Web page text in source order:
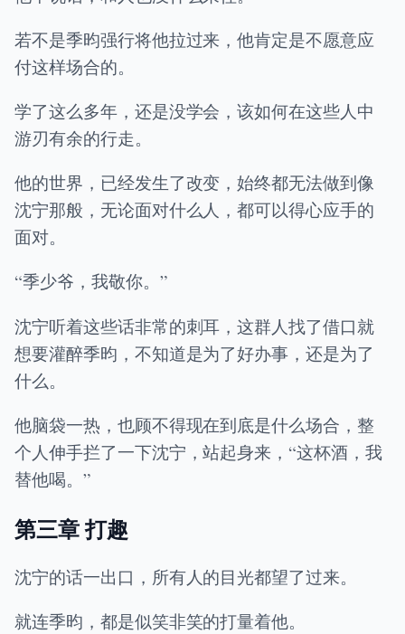
若不是季昀强行将他拉过来，他肯定是不愿意应
付这样场合的。
学了这么多年，还是没学会，该如何在这些人中
游刃有余的行走。
他的世界，已经发生了改变，始终都无法做到像
沈宁那般，无论面对什么人，都可以得心应手的
面对。
“季少爷，我敬你。”
沈宁听着这些话非常的刺耳，这群人找了借口就
想要灌醉季昀，不知道是为了好办事，还是为了
什么。
他脑袋一热，也顾不得现在到底是什么场合，整
个人伸手拦了一下沈宁，站起身来，“这杯酒，我
替他喝。”
第三章 打趣
沈宁的话一出口，所有人的目光都望了过来。
就连季昀，都是似笑非笑的打量着他。